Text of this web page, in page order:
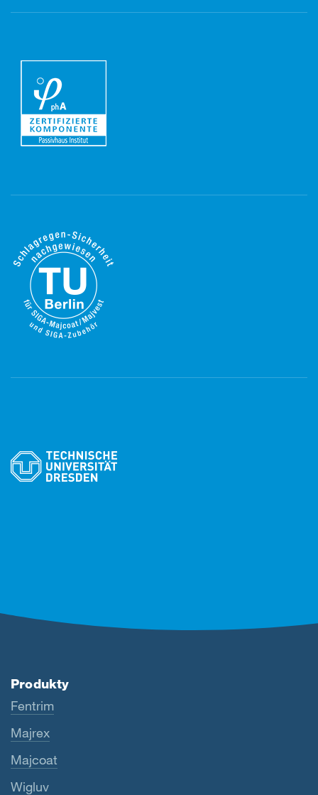
Produkty
Fentrim
Majrex
Majcoat
Wigluv